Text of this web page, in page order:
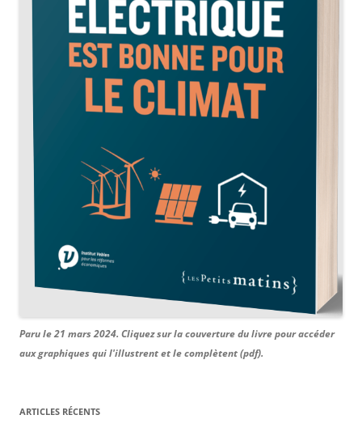
Paru le 21 mars 2024. Cliquez sur la couverture du livre pour accéder
aux graphiques qui l'illustrent et le complètent (pdf).
ARTICLES RÉCENTS